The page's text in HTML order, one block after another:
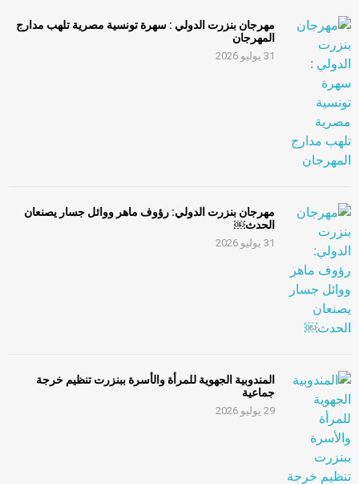
مهرجان بنزرت الدولي : سهرة تونسية مصرية تلهب مدارج
المهرجان
31 يوليو 2026
مهرجان بنزرت الدولي: رؤوف ماهر ووائل جسار يصنعان
الحدث￼
31 يوليو 2026
المندوبية الجهوية للمرأة والأسرة ببنزرت تنظيم خرجة
جماعية
29 يوليو 2026